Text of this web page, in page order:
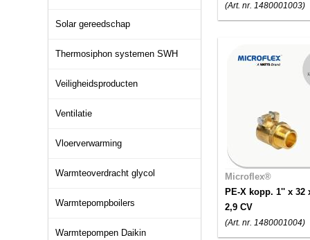
Solar gereedschap
Thermosiphon systemen SWH
Veiligheidsproducten
Ventilatie
Vloerverwarming
Warmteoverdracht glycol
Warmtepompboilers
Warmtepompen Daikin
(Art. nr. 1480001003)
Microflex®
PE-X kopp. 1'' x 32
2,9 CV
(Art. nr. 1480001004)